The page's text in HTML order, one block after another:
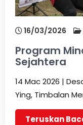
16/03/2026
Program
Sejahtera
14 Mac 2026 |
Ying, Timbalan
Teruskan